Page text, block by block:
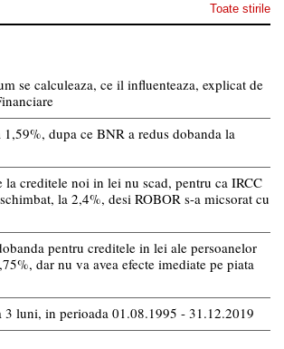
Toate stirile
se calculeaza, ce il influenteaza, explicat de
1,59%, dupa ce BNR a redus dobanda la
creditele noi in lei nu scad, pentru ca IRCC
la 2,4%, desi ROBOR s-a micsorat cu
pentru creditele in lei ale persoanelor
dar nu va avea efecte imediate pe piata
3 luni, in perioada 01.08.1995 - 31.12.2019